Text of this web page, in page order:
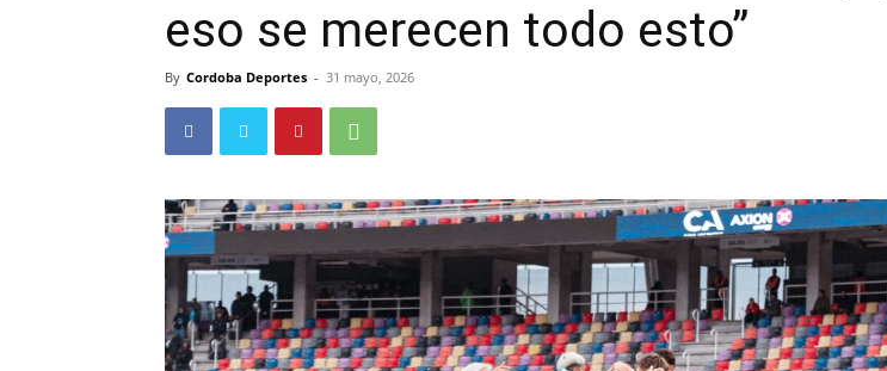
eso se merecen todo esto”
By Cordoba Deportes - 31 mayo, 2026